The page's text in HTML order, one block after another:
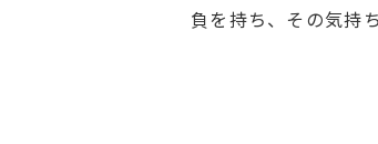
負を持ち、その気持